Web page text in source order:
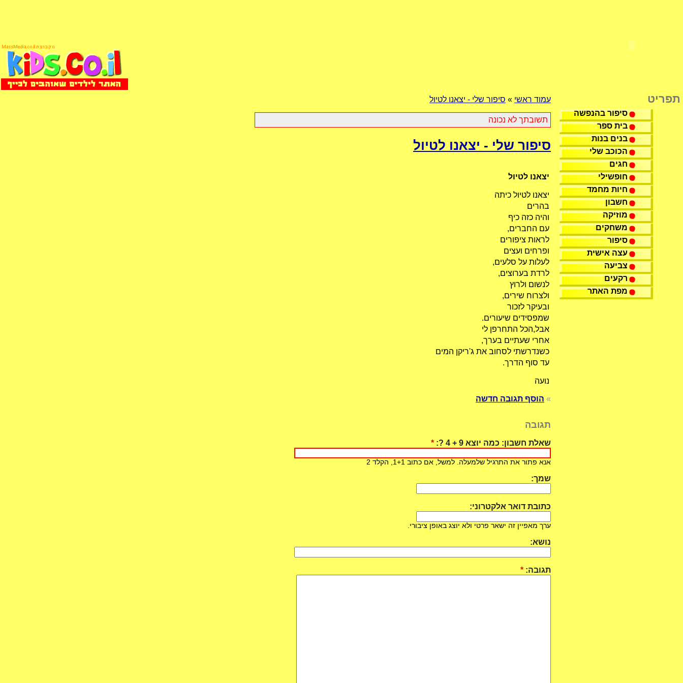
עמוד ראשי » סיפור שלי - יצאנו לטיול
תשובתך לא נכונה
סיפור שלי - יצאנו לטיול
יצאנו לטיול
יצאנו לטיול כיתה
בהרים
והיה כזה כיף
עם החברים,
לראות ציפורים
ופרחים ועצים
לעלות על סלעים,
לרדת בערוצים,
לנשום ולרוץ
ולצרוח שירים,
ובעיקר לזכור
שמפסידים שיעורים.
אבל,הכל התחרפן לי
אחרי שעתיים בערך,
כשנדרשתי לסחוב את ג'ריקן המים
עד סוף הדרך.
נועה
» הוסף תגובה חדשה
תגובה
שאלת חשבון: כמה יוצא 9 + 4 ?: *
אנא פתור את התרגיל שלמעלה. למשל, אם כתוב 1+1, הקלד 2
שמך:
כתובת דואר אלקטרוני:
ערך מאפיין זה ישאר פרטי ולא יוצג באופן ציבורי.
נושא:
תגובה: *
תפריט
סיפור בהנפשה
בית ספר
בנים בנות
הכוכב שלי
חגים
חופשילי
חיות מחמד
חשבון
מוזיקה
משחקים
סיפור
עצה אישית
צביעה
רקעים
מפת האתר